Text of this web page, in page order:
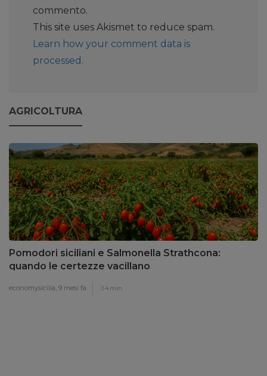
commento.
This site uses Akismet to reduce spam.
Learn how your comment data is
processed.
AGRICOLTURA
Pomodori siciliani e Salmonella Strathcona:
quando le certezze vacillano
economysicilia, 9 mesi fa 4 min